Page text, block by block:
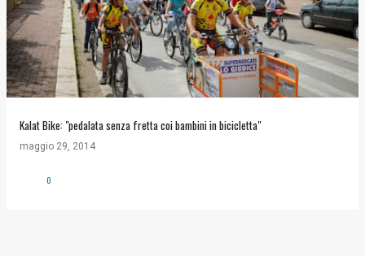
Kalat Bike: "pedalata senza fretta coi bambini in bicicletta"
maggio 29, 2014
0